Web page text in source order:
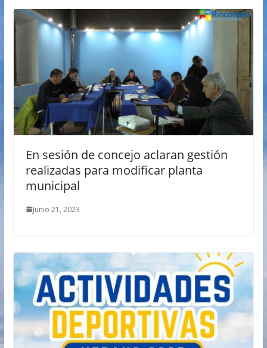
En sesión de concejo aclaran gestión
realizadas para modificar planta
municipal
Junio 21, 2023